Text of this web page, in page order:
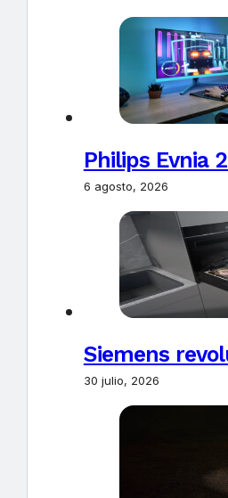
Philips Evnia
6 agosto, 2026
Siemens
30 julio, 2026